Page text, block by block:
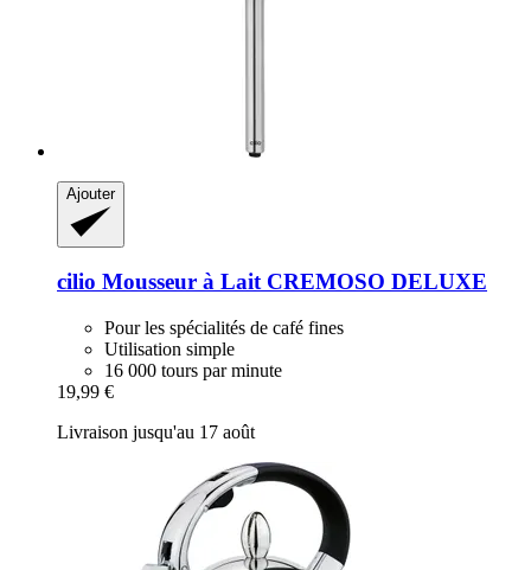
Ajouter
cilio Mousseur à Lait CREMOSO DELUXE
Pour les spécialités de café fines
Utilisation simple
16 000 tours par minute
19,99 €
Livraison jusqu'au 17 août